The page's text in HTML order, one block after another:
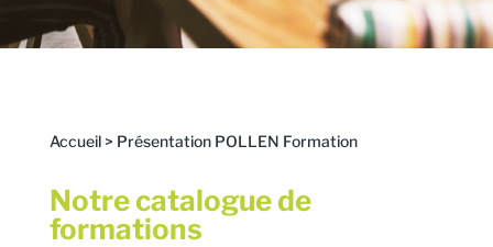
Accueil> Présentation POLLEN Formation
Notre catalogue de
formations